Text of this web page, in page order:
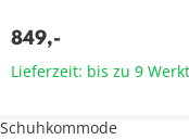
849,-
Lieferzeit: bis zu 9
Schuhkommode